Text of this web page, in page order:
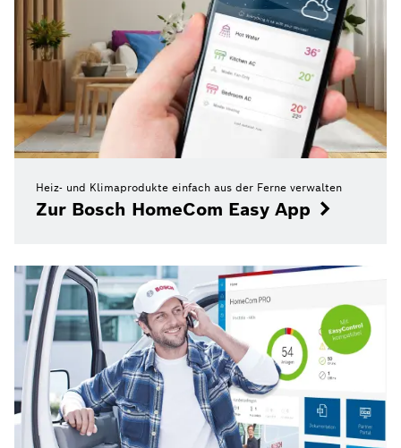
Heiz- und Klimaprodukte einfach aus der Ferne verwalten
Zur Bosch HomeCom Easy App